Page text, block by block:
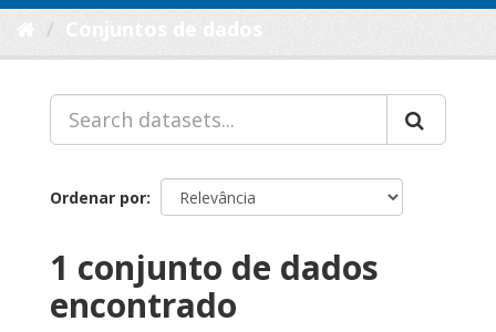
Ordenar por
1 conjunto de dados
encontrado